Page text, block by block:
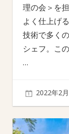
理の会＞を
よく仕上げ
技術で多く
シェフ。こ
…
2022年2